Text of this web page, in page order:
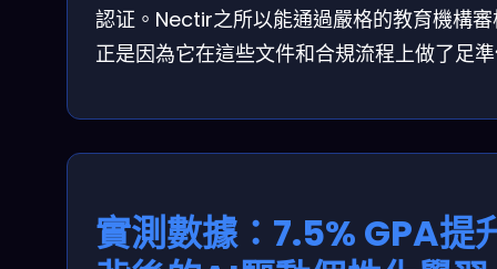
認证。Nectir之所以能通過嚴格的教育機構
正是因為它在這些文件和合規流程上做了足
實測數據：7.5% GPA提